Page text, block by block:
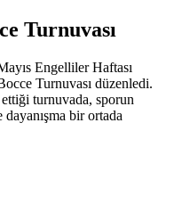
Turnuvası
Engelliler Haftası
Turnuvası düzenledi.
turnuvada, sporun
bir ortada